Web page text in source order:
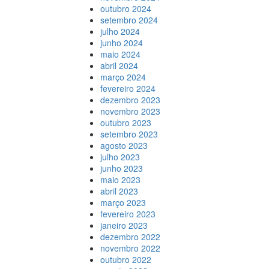
outubro 2024
setembro 2024
julho 2024
junho 2024
maio 2024
abril 2024
março 2024
fevereiro 2024
dezembro 2023
novembro 2023
outubro 2023
setembro 2023
agosto 2023
julho 2023
junho 2023
maio 2023
abril 2023
março 2023
fevereiro 2023
janeiro 2023
dezembro 2022
novembro 2022
outubro 2022